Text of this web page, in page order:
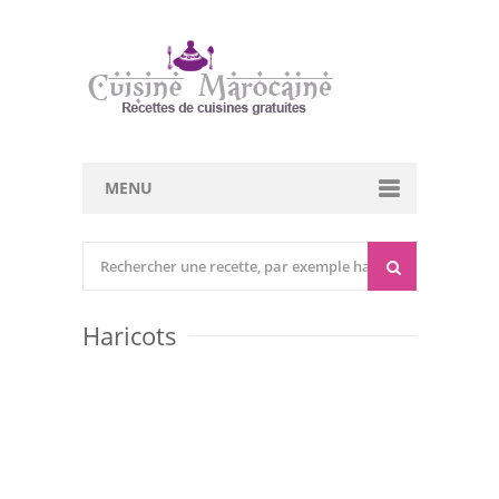
MENU
Entrées Froides
Haricots